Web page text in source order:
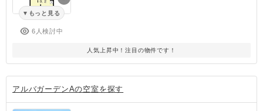
もっと見る
6人検討中
人気上昇中！注目の物件です！
アルバガーデンAの空室を探す